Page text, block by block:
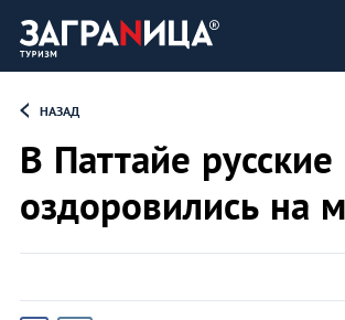
НАЗАД
В Паттайе русские
оздоровились на